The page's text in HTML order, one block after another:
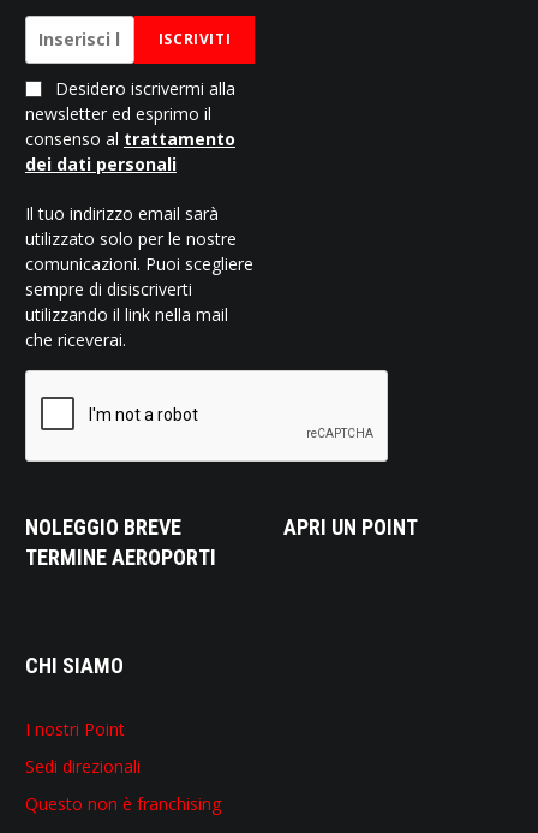
ISCRIVITI
Desidero iscrivermi alla
newsletter ed esprimo il
consenso al trattamento
dei dati personali
Il tuo indirizzo email sarà
utilizzato solo per le nostre
comunicazioni. Puoi scegliere
sempre di disiscriverti
utilizzando il link nella mail
che riceverai.
NOLEGGIO BREVE
TERMINE AEROPORTI
APRI UN POINT
CHI SIAMO
I nostri Point
Sedi direzionali
Questo non è franchising